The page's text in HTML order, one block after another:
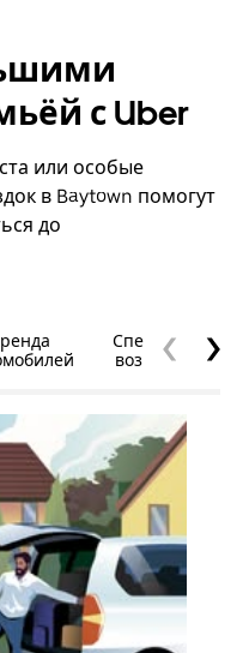
с Uber
или особые
в Baytown помогут
до
Специальные
возможности